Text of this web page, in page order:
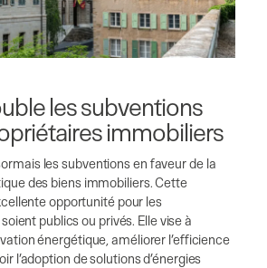
les subventions
immobiliers
les subventions en faveur de la
des biens immobiliers. Cette
opportunité pour les
publics ou privés. Elle vise à
énergétique, améliorer l’efficience
l’adoption de solutions d’énergies